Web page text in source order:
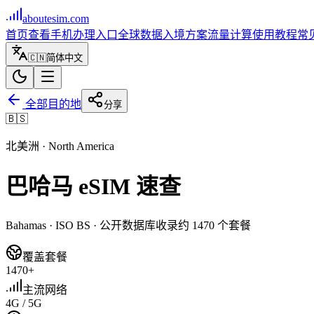
aboutesim.com
首页查看手机办理入口全球数据入境方案流量计算使用教程常
🇨🇳简体中文
全部目的地 分享
🇧🇸
北美洲 · North America
巴哈马 eSIM 速查
Bahamas · ISO BS · 公开数据库收录约 1470 个套餐
覆盖套餐
1470+
主流网络
4G / 5G